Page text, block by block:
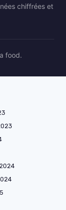
chiffrées et
food.